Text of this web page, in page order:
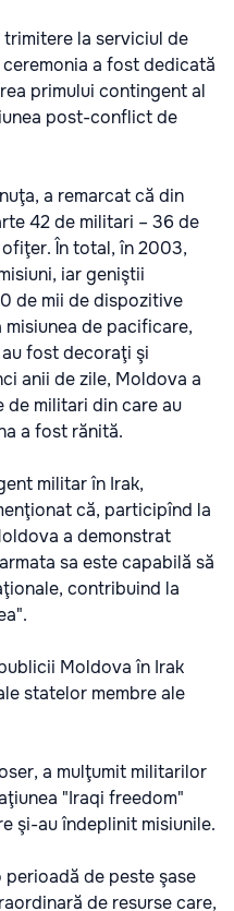
la serviciul de
a fost dedicată
primului contingent al
post-conflict de
a remarcat că din
42 de militari – 36 de
În total, în 2003,
iar geniştii
de mii de dispozitive
de pacificare,
fost decoraţi şi
anii de zile, Moldova a
de militari din care au
a fost rănită.
militar în Irak,
că, participînd la
a demonstrat
sa este capabilă să
contribuind la
Moldova în Irak
statelor membre ale
a mulţumit militarilor
"Iraqi freedom"
şi-au îndeplinit misiunile.
de peste şase
de resurse care,